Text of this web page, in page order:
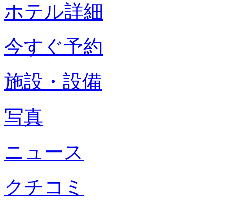
ホテル詳細
今すぐ予約
施設・設備
写真
ニュース
クチコミ